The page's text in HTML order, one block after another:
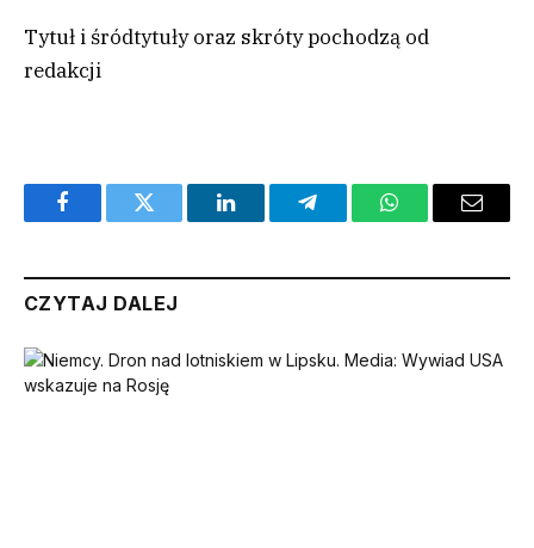
Tytuł i śródtytuły oraz skróty pochodzą od
redakcji
FacebookTwitter LinkedInTelegramWhatsAppEmail
CZYTAJ DALEJ